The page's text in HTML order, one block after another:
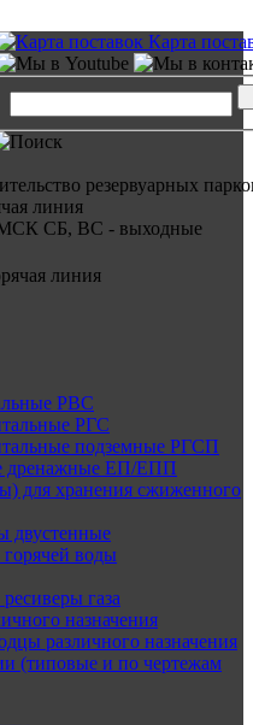
Карта
резервуарных
линия
СБ, ВС - выходные
линия
РВС
РГС
подземные РГСП
дренажные ЕП/ЕПП
для хранения сжиженного
двустенные
воды
газа
назначения
различного назначения
(типовые и по чертежам